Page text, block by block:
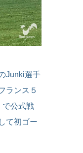
Junki選手
ランス５
で公式戦
て初ゴー